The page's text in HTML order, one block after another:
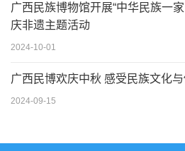
广西民族博物馆开展“中华民族一
庆非遗主题活动
2024-10-01
广西民博欢庆中秋 感受民族文化
2024-09-15